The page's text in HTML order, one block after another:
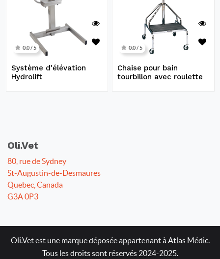
0.0 / 5
Système d'élévation
Hydrolift
0.0 / 5
Chaise pour bain
tourbillon avec roulette
Oli.Vet
80, rue de Sydney
St-Augustin-de-Desmaures
Quebec, Canada
G3A 0P3
Oli.Vet est une marque déposée appartenant à Atlas Médic.
Tous les droits sont réservés 2024-2025.